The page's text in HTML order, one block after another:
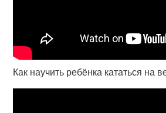
Как научить ребёнка кататься на